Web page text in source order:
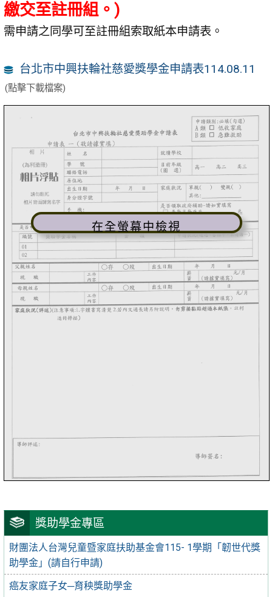
獎助學金專區
財團法人台灣兒童暨家庭扶助基金會115- 1學期「韌世代獎
助學金」(請自行申請)
癌友家庭子女─育秧獎助學金
繳交至註冊組。)
需申請之同學可至註冊組索取紙本申請表。
台北市中興扶輪社慈愛獎學金申請表114.08.11
(點擊下載檔案)
在全螢幕中檢視